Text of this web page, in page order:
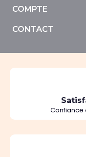
COMPTE
CONTACT
Confiance